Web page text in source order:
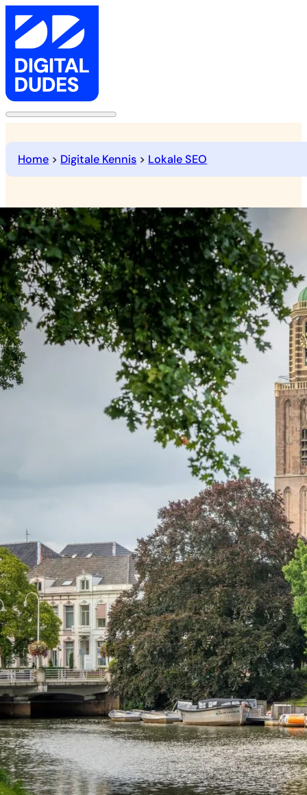
Home > Digitale Kennis > Lokale SEO